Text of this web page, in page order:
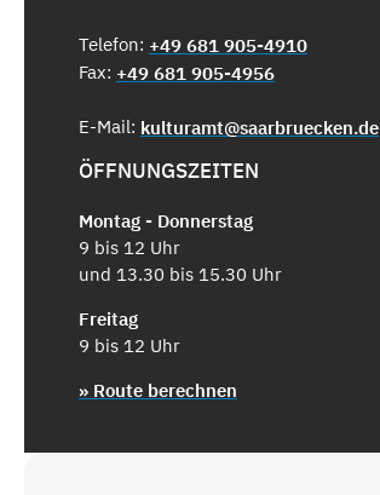
Telefon: +49 681 905-4910
Fax: +49 681 905-4956
E-Mail: kulturamt@saarbruecken.de
ÖFFNUNGSZEITEN
Montag - Donnerstag
9 bis 12 Uhr
und 13.30 bis 15.30 Uhr
Freitag
9 bis 12 Uhr
» Route berechnen